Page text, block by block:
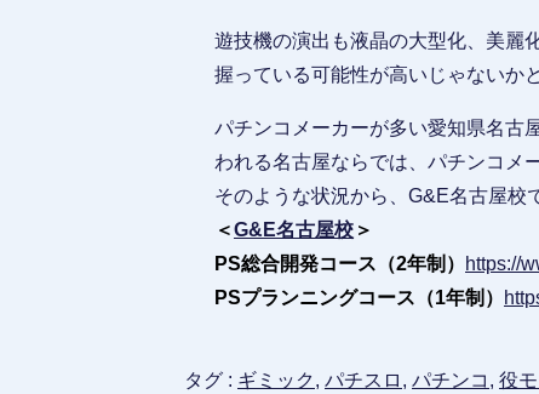
遊技機の演出も液晶の大型化、美麗
握っている可能性が高いじゃないか
パチンコメーカーが多い愛知県名古
われる名古屋ならでは、パチンコメ
そのような状況から、G&E名古屋校
＜G&E名古屋校 ＞
PS総合開発コース（2年制）
https://
PSプランニングコース（1年制）
タグ : ギミック , パチスロ , パチンコ , 役モ